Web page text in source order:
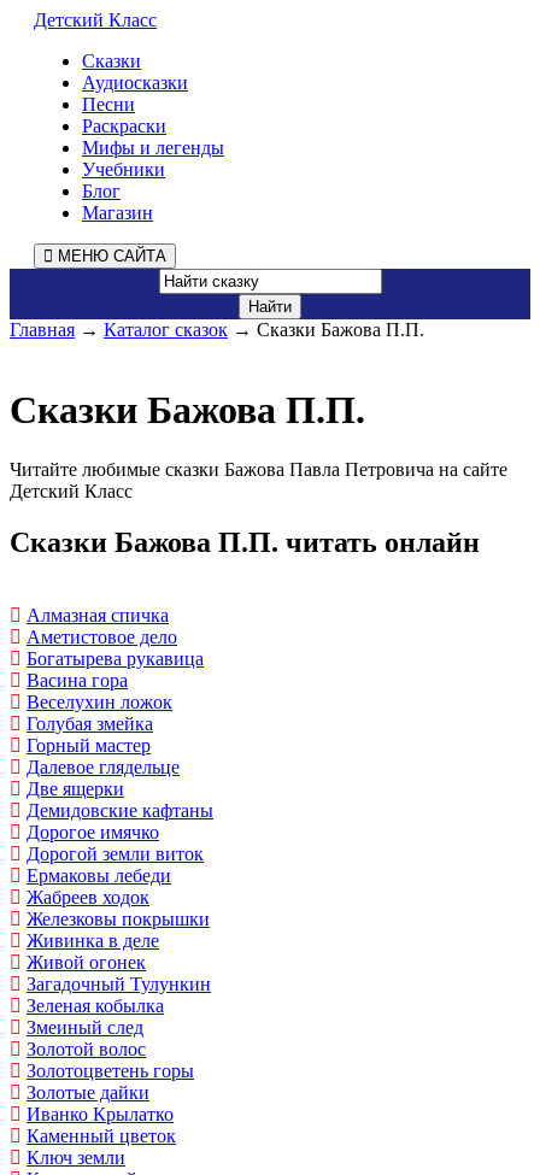
Детский Класс
Сказки
Аудиосказки
Песни
Раскраски
Мифы и легенды
Учебники
Блог
Магазин
МЕНЮ САЙТА
Главная → Каталог сказок → Сказки Бажова П.П.
Сказки Бажова П.П.
Читайте любимые сказки Бажова Павла Петровича на сайте
Детский Класс
Сказки Бажова П.П. читать онлайн
Алмазная спичка
Аметистовое дело
Богатырева рукавица
Васина гора
Веселухин ложок
Голубая змейка
Горный мастер
Далевое глядельце
Две ящерки
Демидовские кафтаны
Дорогое имячко
Дорогой земли виток
Ермаковы лебеди
Жабреев ходок
Железковы покрышки
Живинка в деле
Живой огонек
Загадочный Тулункин
Зеленая кобылка
Змеиный след
Золотой волос
Золотоцветень горы
Золотые дайки
Иванко Крылатко
Каменный цветок
Ключ земли